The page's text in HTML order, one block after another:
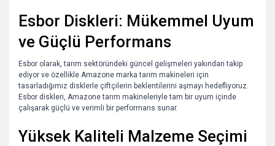
Esbor Diskleri: Mükemmel Uyum
ve Güçlü Performans
Esbor olarak, tarım sektöründeki güncel gelişmeleri yakından takip
ediyor ve özellikle Amazone marka tarım makineleri için
tasarladığımız disklerle çiftçilerin beklentilerini aşmayı hedefliyoruz.
Esbor diskleri, Amazone tarım makineleriyle tam bir uyum içinde
çalışarak güçlü ve verimli bir performans sunar.
Yüksek Kaliteli Malzeme Seçimi